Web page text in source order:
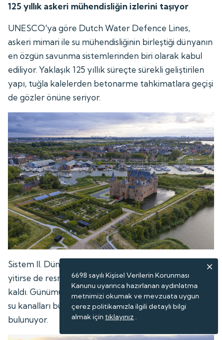
125 yıllık askeri mühendisliğin izlerini taşıyor
UNESCO'ya göre Dutch Water Defence Lines,
askeri mimari ile su mühendisliğinin birleştiği dünyanın
en özgün savunma sistemlerinden biri olarak kabul
ediliyor. Yaklaşık 125 yıllık süreçte sürekli geliştirilen
yapı, tuğla kalelerden betonarme tahkimatlara geçişi
de gözler önüne seriyor.
Sistem II. Dünya Savaşı'nın ardından askeri önemini
yitirse de resmî olarak 1963 yılına kadar hizmette
kaldı. Günümüzde ise kaleler, hendekler, bentler ve
su kanalları büyük ölçüde korunmuş durumda
bulunuyor.
6698 sayılı Kişisel Verilerin Korunması
Kanunu uyarınca hazırlanan aydınlatma
metnimizi okumak ve mevzuata uygun
çerez politikamızla ilgili detaylı bilgi
almak için tıklayınız .